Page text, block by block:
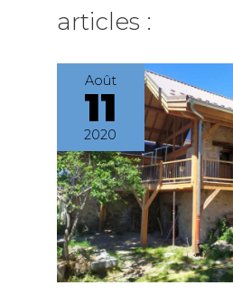
articles :
Août
11
2020